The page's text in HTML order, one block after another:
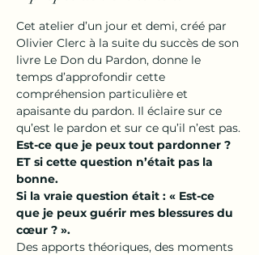
Cet atelier d’un jour et demi, créé par
Olivier Clerc à la suite du succès de son
livre Le Don du Pardon, donne le
temps d’approfondir cette
compréhension particulière et
apaisante du pardon. Il éclaire sur ce
qu’est le pardon et sur ce qu’il n’est pas.
Est-ce que je peux tout pardonner ?
ET si cette question n’était pas la
bonne.
Si la vraie question était : « Est-ce
que je peux guérir mes blessures du
cœur ? ».
Des apports théoriques, des moments